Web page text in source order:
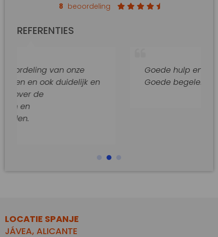
8 beoordeling
REFERENTIES
onze
duidelijk en
Goede hulp en adviezen.
Goede begeleiding van dit
LOCATIE SPANJE
JÁVEA, ALICANTE